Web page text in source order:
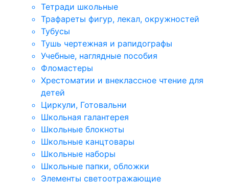
Тетради школьные
Трафареты фигур, лекал, окружностей
Тубусы
Тушь чертежная и рапидографы
Учебные, наглядные пособия
Фломастеры
Хрестоматии и внеклассное чтение для
детей
Циркули, Готовальни
Школьная галантерея
Школьные блокноты
Школьные канцтовары
Школьные наборы
Школьные папки, обложки
Элементы светоотражающие